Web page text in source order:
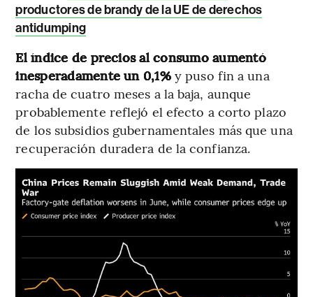
productores de brandy de la UE de derechos
antidumping
El índice de precios al consumo aumentó
inesperadamente un 0,1%y puso fin a una
racha de cuatro meses a la baja, aunque
probablemente reflejó el efecto a corto plazo
de los subsidios gubernamentales más que una
recuperación duradera de la confianza.